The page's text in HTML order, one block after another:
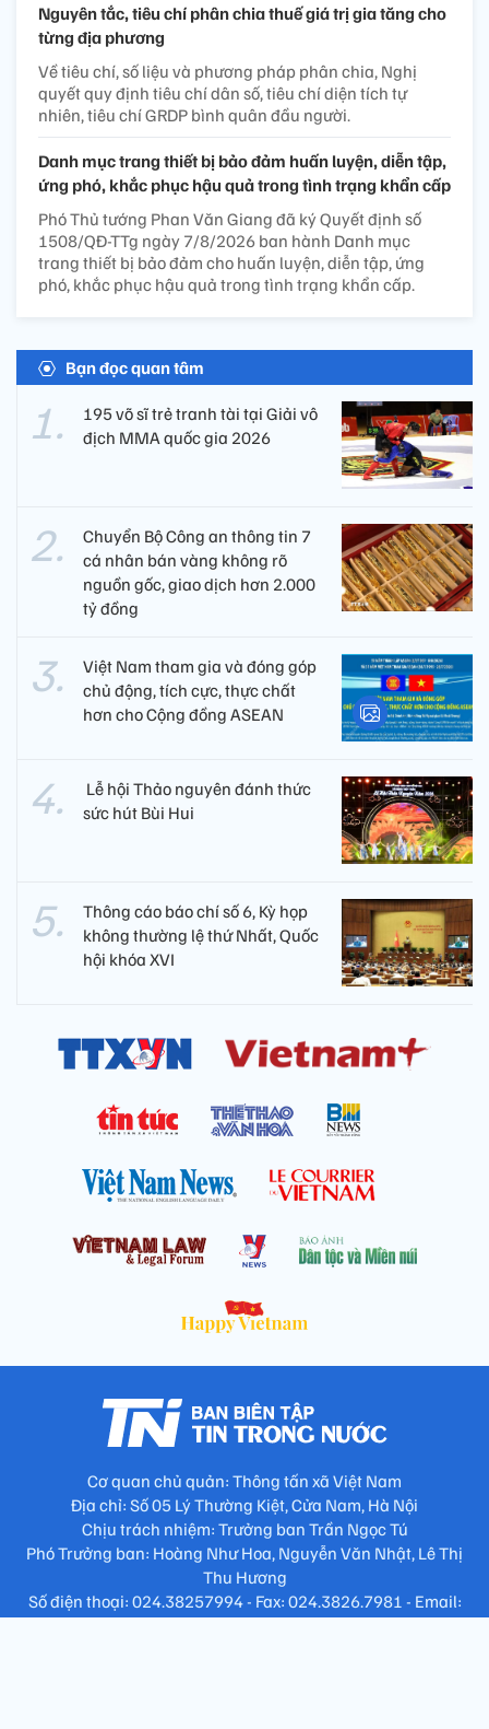
Nguyên tắc, tiêu chí phân chia thuế giá trị gia tăng cho
từng địa phương
Về tiêu chí, số liệu và phương pháp phân chia, Nghị
quyết quy định tiêu chí dân số, tiêu chí diện tích tự
nhiên, tiêu chí GRDP bình quân đầu người.
Danh mục trang thiết bị bảo đảm huấn luyện, diễn tập,
ứng phó, khắc phục hậu quả trong tình trạng khẩn cấp
Phó Thủ tướng Phan Văn Giang đã ký Quyết định số
1508/QĐ-TTg ngày 7/8/2026 ban hành Danh mục
trang thiết bị bảo đảm cho huấn luyện, diễn tập, ứng
phó, khắc phục hậu quả trong tình trạng khẩn cấp.
Bạn đọc quan tâm
195 võ sĩ trẻ tranh tài tại Giải vô
địch MMA quốc gia 2026
Chuyển Bộ Công an thông tin 7
cá nhân bán vàng không rõ
nguồn gốc, giao dịch hơn 2.000
tỷ đồng
Việt Nam tham gia và đóng góp
chủ động, tích cực, thực chất
hơn cho Cộng đồng ASEAN
​ Lễ hội Thảo nguyên đánh thức
sức hút Bùi Hui
Thông cáo báo chí số 6, Kỳ họp
không thường lệ thứ Nhất, Quốc
hội khóa XVI
Cơ quan chủ quản: Thông tấn xã Việt Nam
Địa chỉ: Số 05 Lý Thường Kiệt, Cửa Nam, Hà Nội
Chịu trách nhiệm: Trưởng ban Trần Ngọc Tú
Phó Trưởng ban: Hoàng Như Hoa, Nguyễn Văn Nhật, Lê Thị
Thu Hương
Số điện thoại: 024.38257994 - Fax: 024.3826.7981 - Email:
tap.phongbien@gmail.com